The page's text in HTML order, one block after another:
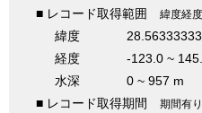
■ レコード取得範囲 緯度経
緯度
経度
-123.0 ~
水深
0 ~ 957 m
■ レコード取得期間
期間有り